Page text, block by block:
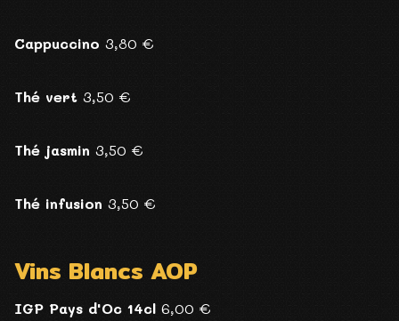
Cappuccino 3,80 €
Thé vert 3,50 €
Thé jasmin 3,50 €
Thé infusion 3,50 €
Vins Blancs AOP
IGP Pays d'Oc 14cl 6,00 €